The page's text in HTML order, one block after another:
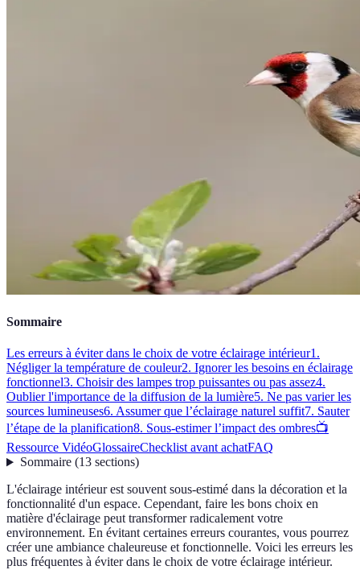
Sommaire
Les erreurs à éviter dans le choix de votre éclairage intérieur1.
Négliger la température de couleur2. Ignorer les besoins en éclairage
fonctionnel3. Choisir des lampes trop puissantes ou pas assez4.
Oublier l'importance de la diffusion de la lumière5. Ne pas varier les
sources lumineuses6. Assumer que l’éclairage naturel suffit7. Sauter
l’étape de la planification8. Sous-estimer l’impact des ombres📺
Ressource VidéoGlossaireChecklist avant achatFAQ
Sommaire(13 sections)
L'éclairage intérieur est souvent sous-estimé dans la décoration et la
fonctionnalité d'un espace. Cependant, faire les bons choix en
matière d'éclairage peut transformer radicalement votre
environnement. En évitant certaines erreurs courantes, vous pourrez
créer une ambiance chaleureuse et fonctionnelle. Voici les erreurs les
plus fréquentes à éviter dans le choix de votre éclairage intérieur.